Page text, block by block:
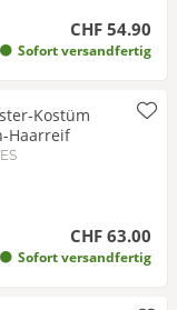
CHF 54.90
Sofort versandfertig
Kostüm
Haarreif
CHF 63.00
Sofort versandfertig